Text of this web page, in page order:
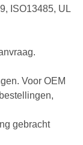
ISO13485, UL
Voor OEM
gebracht